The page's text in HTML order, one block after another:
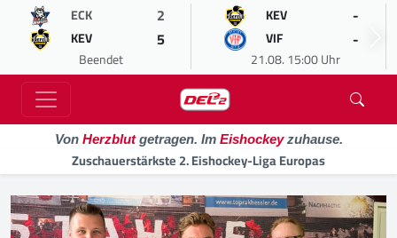
ECK 2
KEV 5
Beendet
KEV -
VIF -
21.08. 15:00 Uhr
Von Herzblutgetragen. Im Eishockeyzuhause.
Zuschauerstärkste 2. Eishockey-Liga Europas